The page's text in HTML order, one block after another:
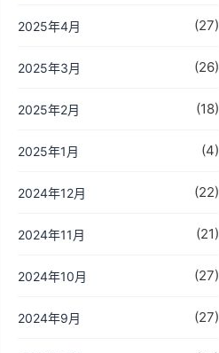
2025年4月 (27)
2025年3月 (26)
2025年2月 (18)
2025年1月 (4)
2024年12月 (22)
2024年11月 (21)
2024年10月 (27)
2024年9月 (27)